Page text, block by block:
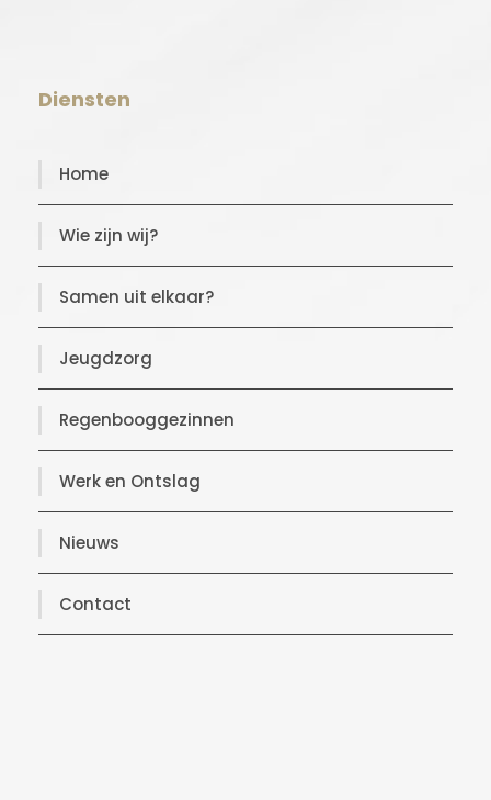
Diensten
Home
Wie zijn wij?
Samen uit elkaar?
Jeugdzorg
Regenbooggezinnen
Werk en Ontslag
Nieuws
Contact